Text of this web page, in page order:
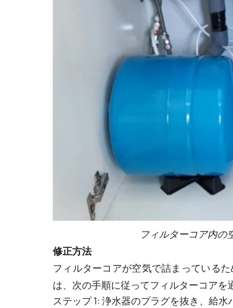
フィルターコア内の
修正方法
フィルターコアが空気で詰まっている
は、次の手順に従ってフィルターコアを
ステップ 1: 浄水器のプラグを抜き、給水